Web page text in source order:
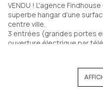
VENDU ! L'agence
superbe hangar d'une
centre ville.
3 entrées (grandes portes
ouverture électrique par
Divisé en 3 espaces dont 1
Toiture et charpente en